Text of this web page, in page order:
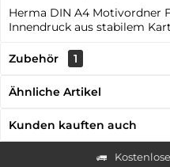
Herma DIN A4 Motivordner
Innendruck aus stabilem
Zubehör 1
Ähnliche Artikel
Kunden kauften auch